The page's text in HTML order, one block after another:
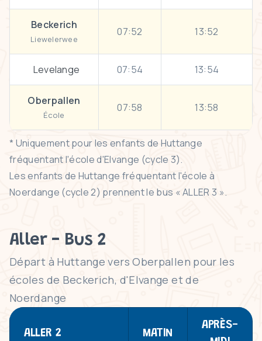
Beckerich
Liewelerwee
07:52 13:52
Levelange 07:54 13:54
Oberpallen
École
07:58 13:58
* Uniquement pour les enfants de Huttange
fréquentant l'école d'Elvange (cycle 3).
Les enfants de Huttange fréquentant l'école à
Noerdange (cycle 2) prennent le bus « ALLER 3 ».
Aller - Bus 2
Départ à Huttange vers Oberpallen pour les
écoles de Beckerich, d'Elvange et de
Noerdange
ALLER 2 MATIN
APRÈS-